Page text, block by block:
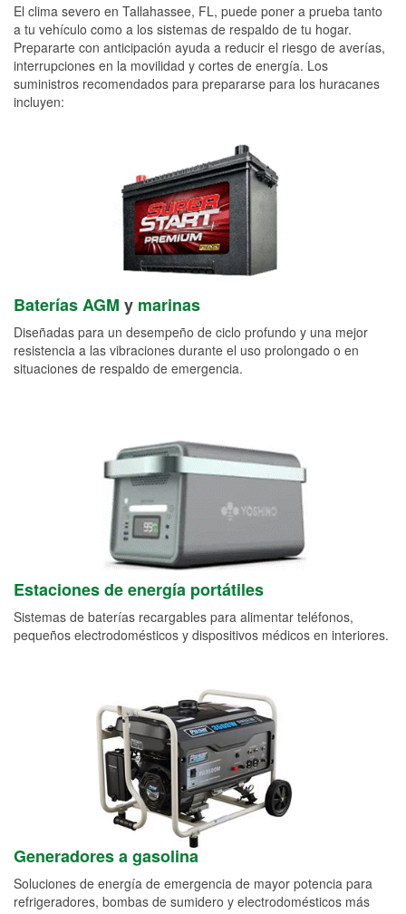
El clima severo en Tallahassee, FL, puede poner a prueba tanto
a tu vehículo como a los sistemas de respaldo de tu hogar.
Prepararte con anticipación ayuda a reducir el riesgo de averías,
interrupciones en la movilidad y cortes de energía. Los
suministros recomendados para prepararse para los huracanes
incluyen:
Baterías AGM y marinas
Diseñadas para un desempeño de ciclo profundo y una mejor
resistencia a las vibraciones durante el uso prolongado o en
situaciones de respaldo de emergencia.
Estaciones de energía portátiles
Sistemas de baterías recargables para alimentar teléfonos,
pequeños electrodomésticos y dispositivos médicos en interiores.
Generadores a gasolina
Soluciones de energía de emergencia de mayor potencia para
refrigeradores, bombas de sumidero y electrodomésticos más